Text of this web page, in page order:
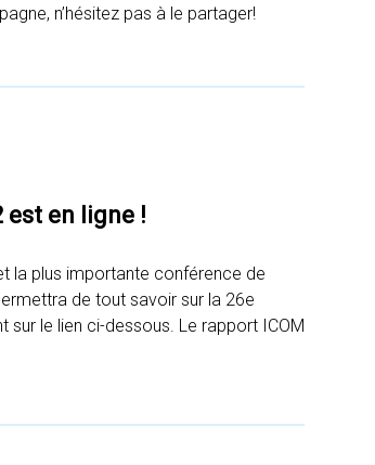
n’hésitez pas à le partager!
est en ligne !
la plus importante conférence de
de tout savoir sur la 26e
sur le lien ci-dessous. Le rapport ICOM